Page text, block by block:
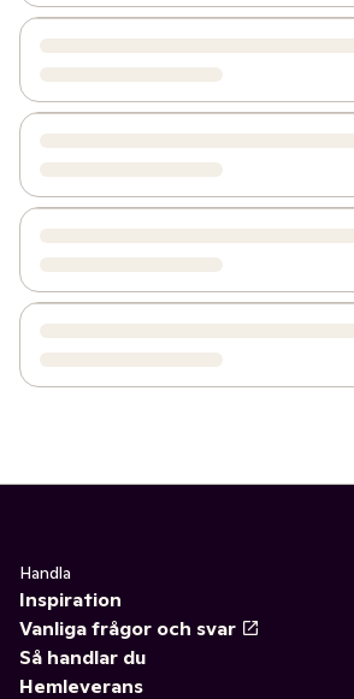
Handla
Inspiration
Vanliga frågor och svar
Så handlar du
Hemleverans